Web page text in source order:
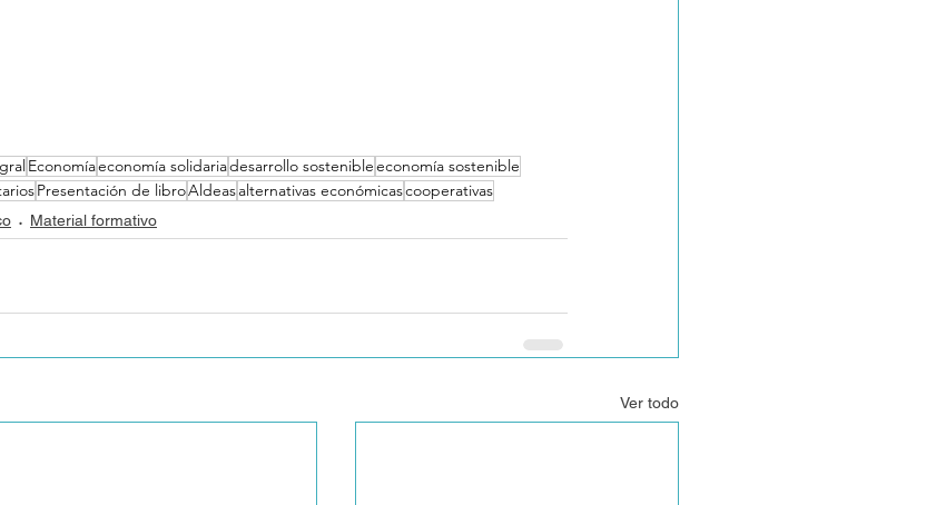
Economíaeconomía solidariadesarrollo sostenibleeconomía sostenible
Presentación de libroAldeasalternativas económicascooperativas
Material formativo
Ver todo